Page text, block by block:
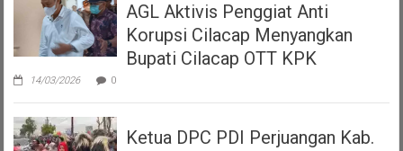
AGL Aktivis Penggiat Anti
Korupsi Cilacap Menyangkan
Bupati Cilacap OTT KPK
14/03/2026 0
Ketua DPC PDI Perjuangan Kab.